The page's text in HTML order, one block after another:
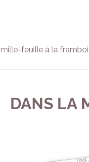
feuille à la
DANS LA